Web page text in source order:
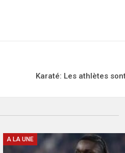
Karaté: Les athlètes
A LA UNE